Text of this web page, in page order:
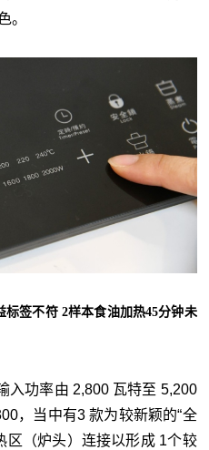
。
标签不符 2样本食油加热45分钟未
入功率由 2,800 瓦特至 5,200
，当中有3 款为较新颖的“全
区（炉头）连接以形成 1个较